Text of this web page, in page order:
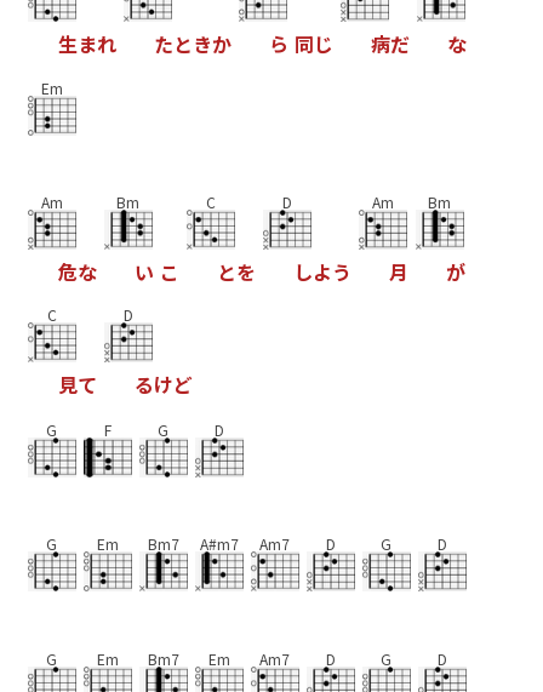
生まれ たときか ら 同じ 病だ な
Em
Am
危な
Bm
い こ
C
とを
D
しよう
Am
月
Bm
が
C
見て
D
るけど
G F G D
G Em Bm7 A#m7 Am7 D G D
G Em Bm7 Em Am7 D G D